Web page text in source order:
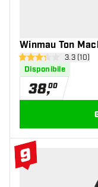
Winmau Ton
apri
3.3 stelle di valutazione
3.3 (10)
Disponibile
38,00
9
#9 Top 10